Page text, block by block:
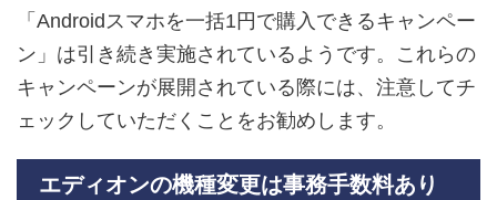
「Androidスマホを一括1円で購入できるキャンペー
ン」は引き続き実施されているようです。これらの
キャンペーンが展開されている際には、注意してチ
ェックしていただくことをお勧めします。
エディオンの機種変更は事務手数料あり